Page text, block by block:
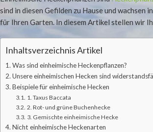
sind in diesen Gefilden zu Hause und wachsen
für Ihren Garten. In diesem Artikel stellen wir
Inhaltsverzeichnis Artikel
Was sind einheimische Heckenpflanzen?
Unsere einheimischen Hecken sind
Beispiele für einheimische Hecken
1. Taxus Baccata
2. Rot- und grüne Buchenhecke
3. Gemischte einheimische Hecke
Nicht einheimische Heckenarten